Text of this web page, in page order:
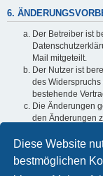
Diese Website
bestmöglichen
6.
Der Betreiber ist
Mail mitgeteilt.
Der Nutzer ist
des
bestehende
Die Änderungen
den Änderungen
Informationen über
sind in der